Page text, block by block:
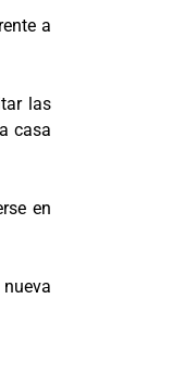
a
las
casa
en